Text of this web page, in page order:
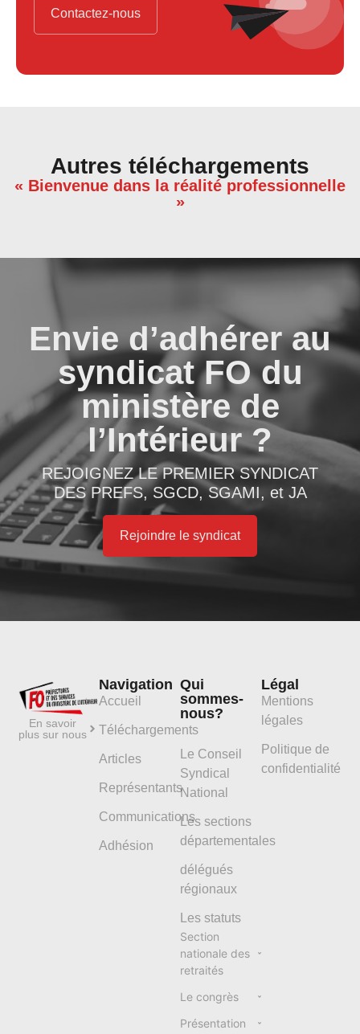
Contactez-nous
Autres téléchargements
« Bienvenue dans la réalité professionnelle
»
Envie d’adhérer au
syndicat FO du
ministère de
l’Intérieur ?
REJOIGNEZ LE PREMIER SYNDICAT
DES PREFS, SGCD, SGAMI, et JA
Rejoindre le syndicat
En savoir
plus sur nous
Navigation
Accueil
Téléchargements
Articles
Représentants
Communications
Adhésion
Qui
sommes-
nous?
Le Conseil
Syndical
National
Les sections
départementales
délégués
régionaux
Les statuts
Section
nationale des
retraités
Le congrès
Présentation
Légal
Mentions
légales
Politique de
confidentialité